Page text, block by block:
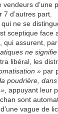
d’une
7 d’autres part.
ne se
sceptique face
qui assurent,
ne
libéral, les
» par
poudrière,
, appuyant leur
sont
vague de